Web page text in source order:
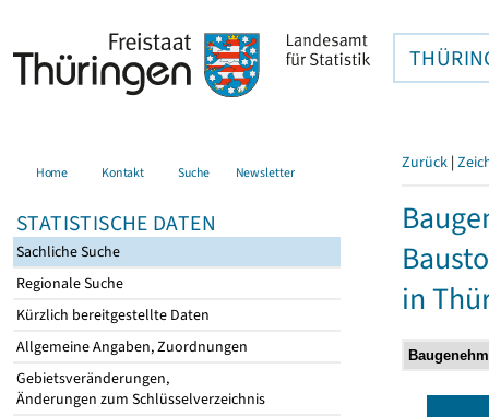
Home Kontakt Suche Newsletter
STATISTISCHE DATEN
Sachliche Suche
Regionale Suche
Kürzlich bereitgestellte Daten
Allgemeine Angaben, Zuordnungen
Gebietsveränderungen,
Änderungen zum Schlüsselverzeichnis
Zurück |
in